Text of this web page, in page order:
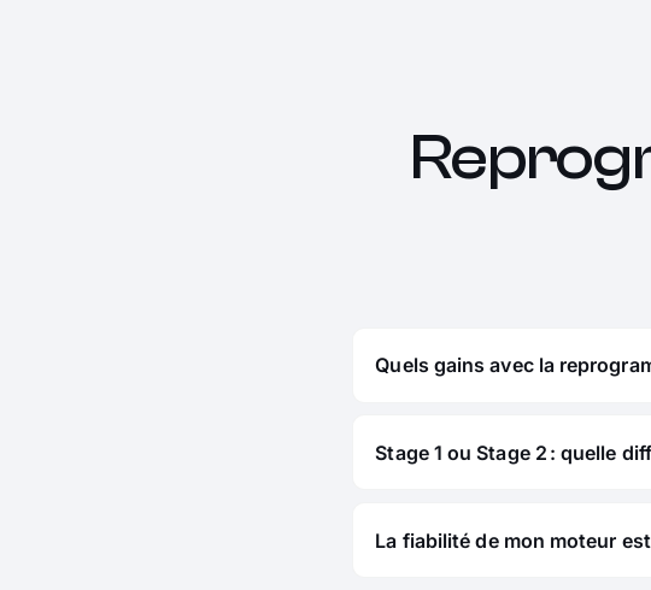
Quels gains avec la
Stage 1 ou Stage 2 : quelle
La fiabilité de mon moteur